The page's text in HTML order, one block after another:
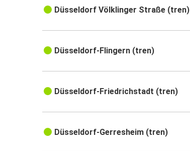
Düsseldorf Völklinger Straße (tren)
Düsseldorf-Flingern (tren)
Düsseldorf-Friedrichstadt (tren)
Düsseldorf-Gerresheim (tren)